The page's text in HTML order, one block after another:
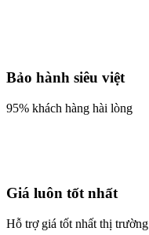
Bảo hành siêu việt
95% khách hàng hài lòng
Giá luôn tốt nhất
Hỗ trợ giá tốt nhất thị trường